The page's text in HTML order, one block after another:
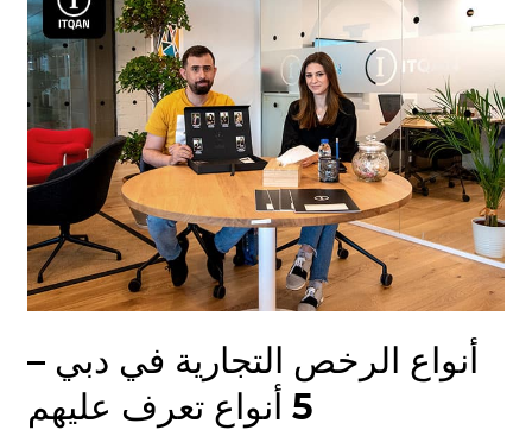
أنواع الرخص التجارية في دبي –
5 أنواع تعرف عليهم
الرخص
التجارية
في
دبي
–
5
أنواع
تعرف
عليهم